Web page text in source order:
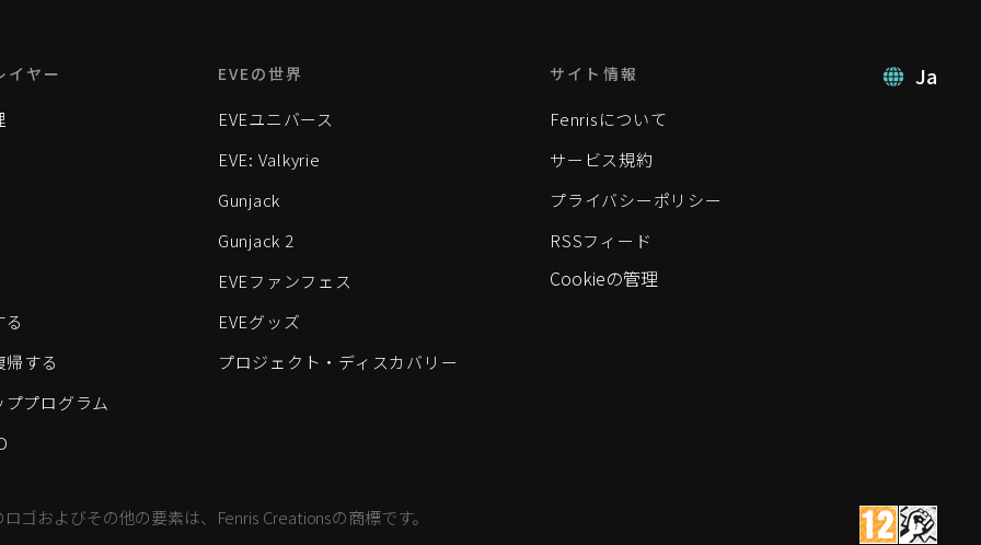
Ja
イヤー
帰する
プログラム
EVEの世界
EVEユニバース
EVE: Valkyrie
Gunjack
Gunjack 2
EVEファンフェス
EVEグッズ
プロジェクト・ディスカバリー
サイト情報
Fenrisについて
サービス規約
プライバシーポリシー
RSSフィード
Cookieの管理
ゴおよびその他の要素は、Fenris Creationsの商標です。